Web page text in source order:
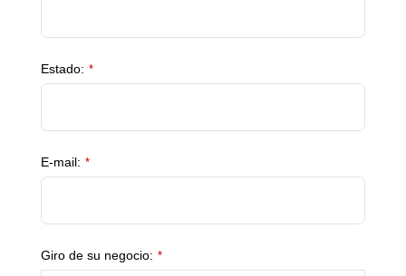
Estado: *
E-mail: *
Giro de su negocio: *